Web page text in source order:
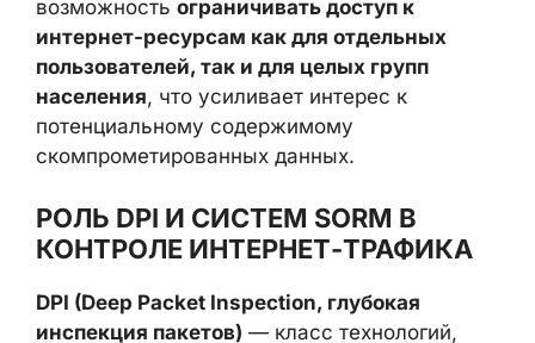
для регистрации трафика и блокировки
сайтов. В опубликованных материалах
упоминалась и возможностьограничивать
доступ к интернет-ресурсам как для
отдельных пользователей, так и для
целых групп населения, что усиливает
скомпрометированных данных.
РОЛЬ DPI И СИСТЕМ SORM В
КОНТРОЛЕ ИНТЕРНЕТ-ТРАФИКА